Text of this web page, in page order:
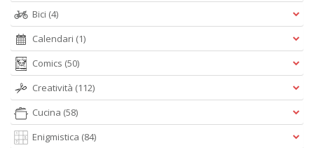
Bici (4)
Calendari (1)
Comics (50)
Creatività (112)
Cucina (58)
Enigmistica (84)